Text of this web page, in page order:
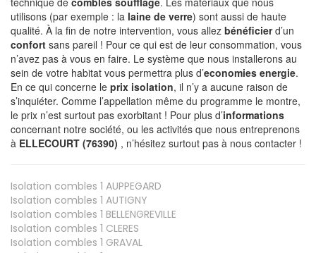
utilisons (par exemple : la laine de verre) sont aussi de haute
qualité. À la fin de notre intervention, vous allez bénéficierd’un
confort sans pareil ! Pour ce qui est de leur consommation, vous
n’avez pas à vous en faire. Le système que nous installerons au
sein de votre habitat vous permettra plus d’economies energie.
En ce qui concerne le prix isolation, il n’y a aucune raison de
s’inquiéter. Comme l’appellation même du programme le montre,
le prix n’est surtout pas exorbitant ! Pour plus d’informations
concernant notre société, ou les activités que nous entreprenons
à ELLECOURT (76390) , n’hésitez surtout pas à nous contacter !
Isolation combles 1 AUPPEGARD
Isolation combles 1 AUTIGNY
Isolation combles 1 BELLENGREVILLE
Isolation combles 1 CLERES
Isolation combles 1 GRAVAL